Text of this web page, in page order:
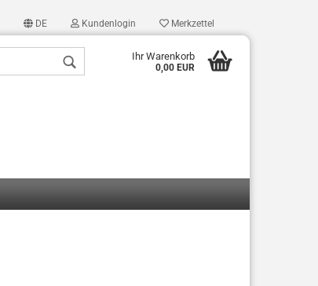
DE Kundenlogin Merkzettel
Ihr Warenkorb
0,00 EUR